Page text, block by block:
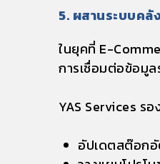
5. ผสานระบบคลั
ในยุคที่ E-
การเชื่อมต่อข้อมู
YAS Services ร
อัปเดตสต๊อกอั